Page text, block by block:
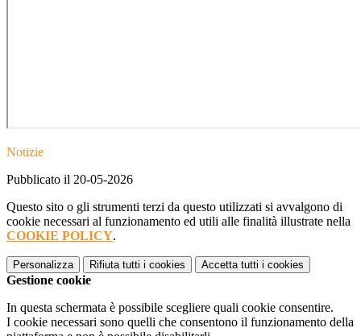
Notizie
Pubblicato il 20-05-2026
Questo sito o gli strumenti terzi da questo utilizzati si avvalgono di
cookie necessari al funzionamento ed utili alle finalità illustrate nella
COOKIE POLICY.
Personalizza Rifiuta tutti i cookies Accetta tutti i cookies
Gestione cookie
In questa schermata è possibile scegliere quali cookie consentire.
I cookie necessari sono quelli che consentono il funzionamento della